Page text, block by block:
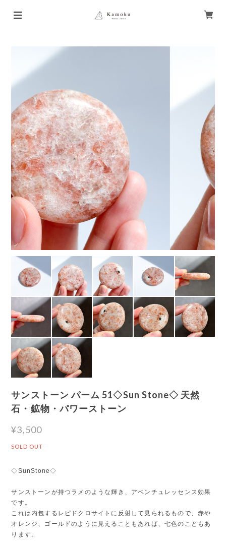
サンストーン パーム 51◇Sun Stone◇ 天然
石・鉱物・パワーストーン
¥3,500
SOLD OUT
◇SunStone◇
サンストーンが持つラメのような輝き、アベンチュレッセンス効果
です。
これは内包するレピドクロサイトに反射して見られるもので、赤や
オレンジ、ゴールドのように見えることもあれば、七色のこともあ
ります。